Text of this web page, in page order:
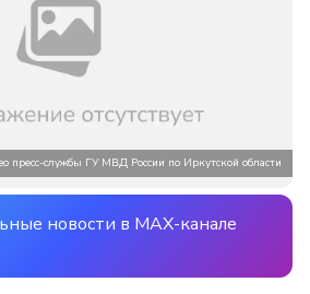
пресс-службы ГУ МВД России по Иркутской области
новости в MAX-канале